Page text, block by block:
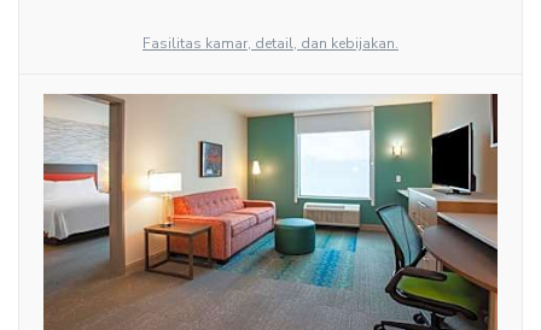
Fasilitas kamar, detail, dan kebijakan.